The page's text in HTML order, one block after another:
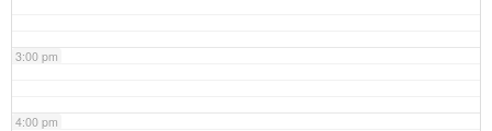
3:00 pm
4:00 pm